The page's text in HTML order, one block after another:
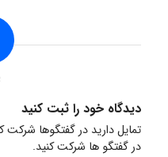
دیدگاه خود را ثبت کنید
تمایل دارید در گفتگوها شرکت
در گفتگو ها شرکت کنید.